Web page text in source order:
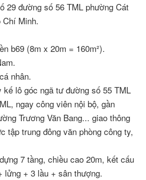
29 đường số 56 TML phường Cát
Chí Minh.
b69 (8m x 20m = 160m²).
nhân.
lô góc ngã tư đường số 55 TML
ngay công viên nội bộ, gần
Trương Văn Bang... giao thông
tập trung đông văn phòng công ty,
7 tầng, chiều cao 20m, kết cấu
lửng + 3 lầu + sân thượng.